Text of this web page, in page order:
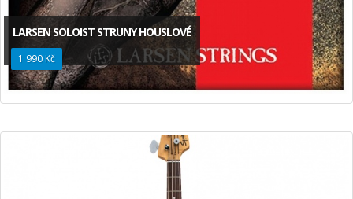
LARSEN SOLOIST STRUNY HOUSLOVÉ
1 990 Kč